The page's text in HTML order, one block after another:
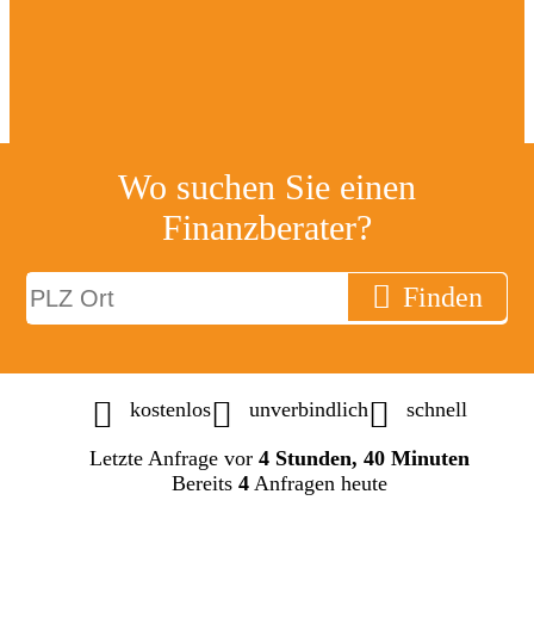
Wo suchen Sie einen
Finanzberater?
Finden
Letzte Anfrage vor 4 Stunden, 40 Minuten
Bereits 4Anfragen heute
kostenlos unverbindlich schnell